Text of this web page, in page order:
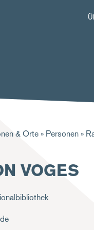
& Orte Personen
VOGES